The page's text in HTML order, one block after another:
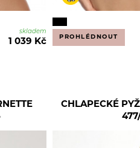
skladem
1 039 Kč
PROHLÉDNOUT
CHLAPECKÉ